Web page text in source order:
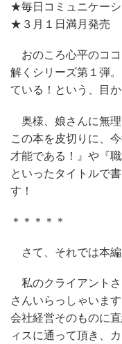
★毎日コミュニケー
★３月１日満月発売
おのころ心平のココ
解くシリーズ第１弾
ている！という、目
奥様、娘さんに無理
この本を皮切りに、
才能である！』や『
といったタイトルで
す！
＊＊＊＊＊
さて、それでは本編
私のクライアントさ
さんいらっしゃいま
会社経営そのものに
ィスに通って頂き、